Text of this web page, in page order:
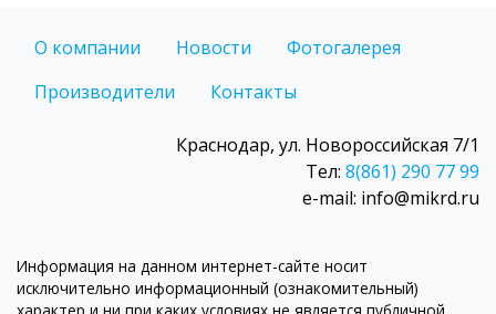
О компании Новости
Фотогалерея
Производители
Контакты
Краснодар, ул. Новороссийская 7/1
Тел: 8(861) 290 77 99
e-mail: info@mikrd.ru
Информация на данном интернет-сайте носит
исключительно информационный (ознакомительный)